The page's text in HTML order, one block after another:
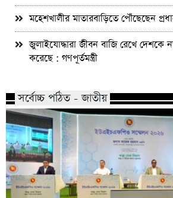
মহেশখালীর মাতারবাড়িতে পৌঁছেছেন
জুলাইযোদ্ধারা জীবন বাজি রেখে দেশকে
করেছে : গণপূর্তমন্ত্রী
সর্বোচ্চ পঠিত - জাতীয়